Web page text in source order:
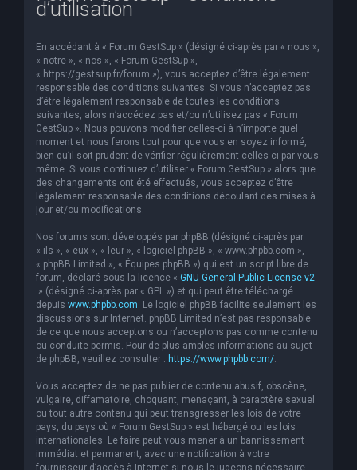
d’utilisation
En accédant à « Forum GestSup » (désigné ci-après par « nous »,
« notre », « nos », « Forum GestSup »,
« https://gestsup.fr/forum »), vous acceptez d’être légalement
responsable des conditions suivantes. Si vous n’acceptez pas
d’être légalement responsable de toutes les conditions
suivantes, alors n’accédez pas et/ou n’utilisez pas « Forum
GestSup ». Nous pouvons modifier celles-ci à n’importe quel
moment et nous ferons tout pour que vous en soyez informé,
bien qu’il soit prudent de vérifier régulièrement celles-ci par vous-
même. Si vous continuez d’utiliser « Forum GestSup » alors que
des changements ont été effectués, vous acceptez d’être
légalement responsable des conditions découlant des mises à
jour et/ou modifications.
Nos forums sont développés par phpBB (désigné ci-après par
« ils », « eux », « leur », « logiciel phpBB », « www.phpbb.com »,
« phpBB Limited », « Équipes phpBB ») qui est un script libre de
forum, déclaré sous la licence « GNU General Public License v2
» (désigné ci-après par « GPL ») et qui peut être téléchargé
depuis www.phpbb.com. Le logiciel phpBB facilite seulement les
discussions sur Internet. phpBB Limited n’est pas responsable
de ce que nous acceptons ou n’acceptons pas comme contenu
ou conduite permis. Pour de plus amples informations au sujet
de phpBB, veuillez consulter : https://www.phpbb.com/.
Vous acceptez de ne pas publier de contenu abusif, obscène,
vulgaire, diffamatoire, choquant, menaçant, à caractère sexuel
ou tout autre contenu qui peut transgresser les lois de votre
pays, du pays où « Forum GestSup » est hébergé ou les lois
internationales. Le faire peut vous mener à un bannissement
immédiat et permanent, avec une notification à votre
fournisseur d’accès à Internet si nous le jugeons nécessaire.